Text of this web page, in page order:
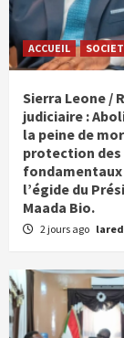
ACCUEIL
Sierra Leone /
judiciaire :
la peine de
protection
fondamentaux
l’égide du
Maada Bio.
2 jours ago